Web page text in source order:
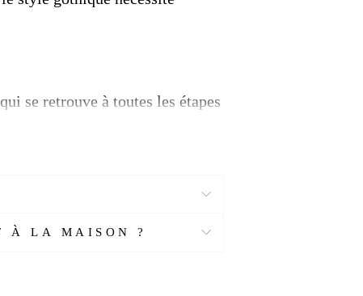
se retrouve à toutes les étapes
structures, de la musique, des
À LA MAISON ?